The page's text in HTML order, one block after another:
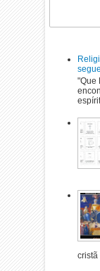
"Que
cristã